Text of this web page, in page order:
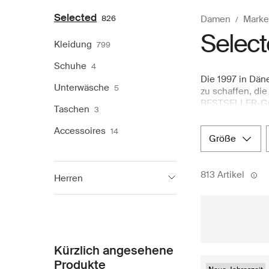
Selected 826
Kleidung 799
Schuhe 4
Unterwäsche 5
Taschen 3
Accessoires 14
Herren
Kürzlich angesehene
Produkte
Damen
Die 1997 in
zu schaffen,
BESTSELLER-
bis hin zu
Wien und
Dezente
größe
813 Artikel